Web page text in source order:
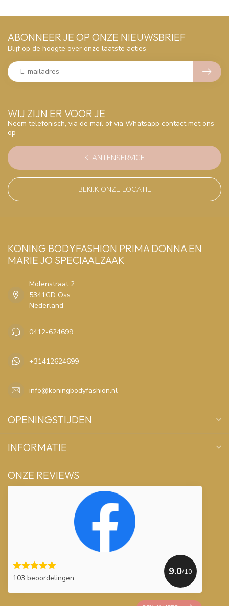
WIJ ZIJN ER VOOR JE
Neem telefonisch, via de mail of via Whatsapp contact met ons
op
KLANTENSERVICE
BEKIJK ONZE LOCATIE
ABONNEER JE OP ONZE NIEUWSBRIEF
Blijf op de hoogte over onze laatste acties
KONING BODYFASHION PRIMA DONNA EN
MARIE JO SPECIAALZAAK
Molenstraat 2
5341GD Oss
Nederland
0412-624699
+31412624699
info@koningbodyfashion.nl
OPENINGSTIJDEN
INFORMATIE
ONZE REVIEWS
103 beoordelingen
9.0/10